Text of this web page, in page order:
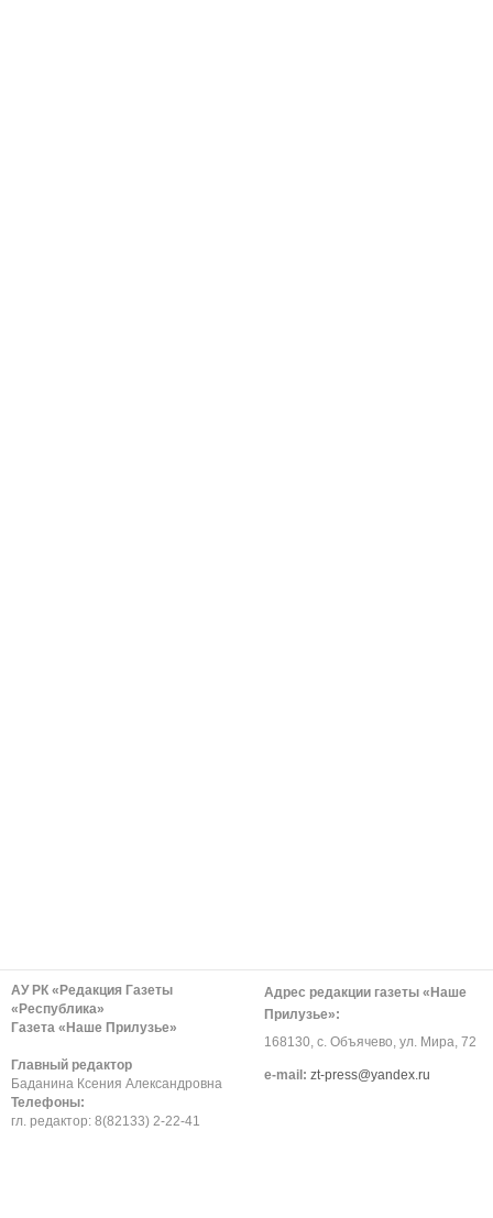
АУ РК «Редакция Газеты
«Республика»
Газета «Наше Прилузье»
Главный редактор
Баданина Ксения Александровна
Телефоны:
гл. редактор: 8(82133) 2-22-41
Адрес редакции газеты «Наше
Прилузье»:
168130, с. Объячево, ул. Мира, 72
е-mail: zt-press@yandex.ru